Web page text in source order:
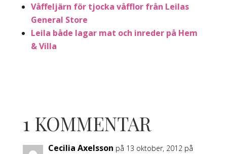
Våffeljärn för tjocka våfflor från Leilas
General Store
Leila både lagar mat och inreder på Hem
& Villa
1 KOMMENTAR
Cecilia Axelsson på 13 oktober, 2012 på